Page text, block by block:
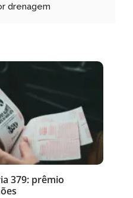
drenagem
379: prêmio